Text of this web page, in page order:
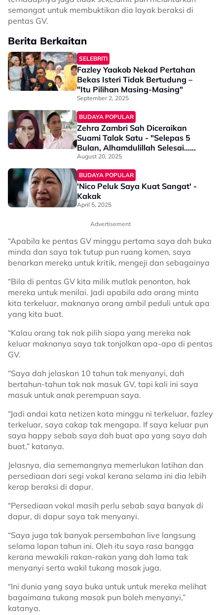
semangat untuk membuktikan dia layak beraksi di
pentas GV.
Berita Berkaitan
SELEBRITI
Fazley Yaakob Nekad Pertahan
Bekas Isteri Tidak Bertudung –
"Itu Pilihan Masing-Masing"
September 2, 2025
BUDAYA POPULAR
Zehra Zambri Sah Diceraikan
Suami Talak Satu - "Selepas 5
Bulan, Alhamdulillah Selesai...
Beban Sudah Hilang"
August 20, 2025
BUDAYA POPULAR
'Nico Peluk Saya Kuat Sangat' -
Kakak
April 5, 2025
Advertisement
“Apabila ke pentas GV minggu pertama saya dah buka
minda dan saya tak tutup pun ruang komen, saya
benarkan mereka untuk kritik, mengeji dan sebagainya
“Bila di pentas GV kita milik mutlak penonton, hak
mereka untuk menilai. Jadi apabila ada orang minta
kita terkeluar, maknanya orang ambil peduli untuk apa
yang kita buat.
“Kalau orang tak nak pilih siapa yang mereka nak
keluar maknanya saya tak tonjolkan apa-apa di pentas
GV.
“Saya dah jelaskan 10 tahun tak menyanyi, dah
bertahun-tahun tak nak masuk GV, tapi kali ini saya
masuk untuk anak perempuan saya.
“Jadi andai kata netizen kata minggu ni terkeluar, fazley
terkeluar, saya cakap tak mengapa. If saya keluar pun
saya happy sebab saya dah buat apa yang saya dah
buat,” katanya.
Jelasnya, dia sememangnya memerlukan latihan dan
persediaan dari segi vokal kerana selama ini dia lebih
kerap beraksi di dapur.
“Persediaan vokal masih perlu sebab saya banyak di
dapur, di dapur saya tak menyanyi.
“Saya juga tak banyak persembahan live langsung
selama lapan tahun ini. Oleh itu saya rasa bangga
kerana mewakili rakan-rakan yang dah lama tak
menyanyi serta wakil tukang masak juga.
“Ini dunia yang saya buka untuk untuk mereka melihat
bagaimana tukang masak pun boleh menyanyi,”
katanya.